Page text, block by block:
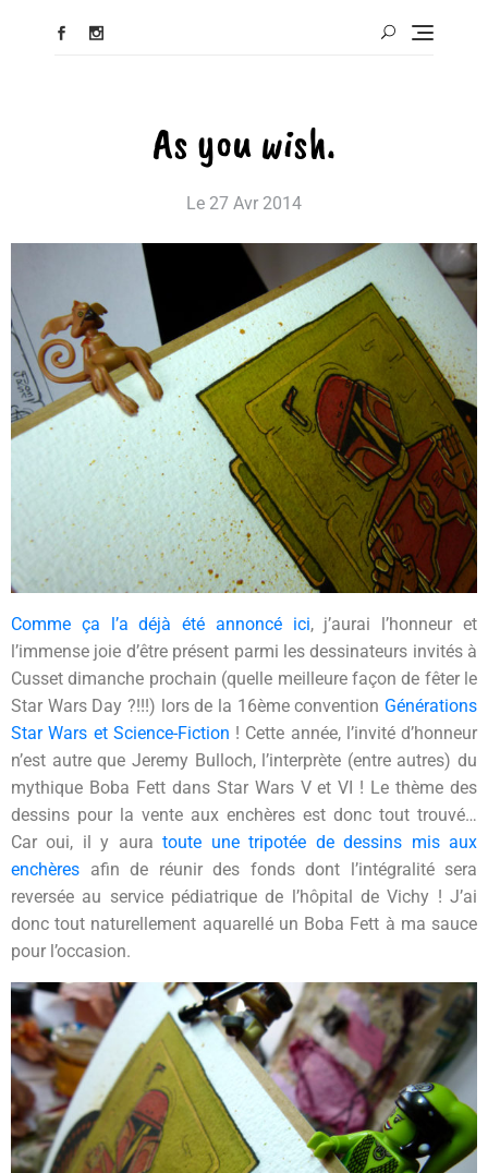
As you wish.
Le 27 Avr 2014
Comme ça l’a déjà été annoncé ici, j’aurai l’honneur et
l’immense joie d’être présent parmi les dessinateurs invités à
Cusset dimanche prochain (quelle meilleure façon de fêter le
Star Wars Day ?!!!) lors de la 16ème convention Générations
Star Wars et Science-Fiction ! Cette année, l’invité d’honneur
n’est autre que Jeremy Bulloch, l’interprète (entre autres) du
mythique Boba Fett dans Star Wars V et VI ! Le thème des
dessins pour la vente aux enchères est donc tout trouvé…
Car oui, il y auratoute une tripotée de dessins mis aux
enchères afin de réunir des fonds dont l’intégralité sera
reversée au service pédiatrique de l’hôpital de Vichy ! J’ai
donc tout naturellement aquarellé un Boba Fett à ma sauce
pour l’occasion.